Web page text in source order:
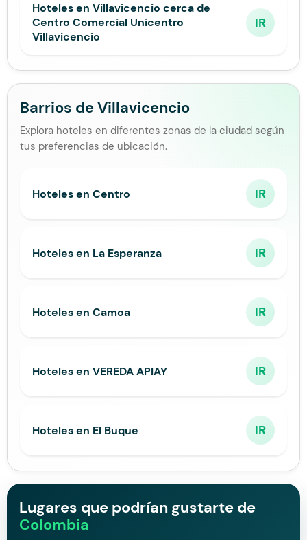
Hoteles en Villavicencio cerca de
Centro Comercial Unicentro
Villavicencio
IR
Barrios de Villavicencio
Explora hoteles en diferentes zonas de la ciudad según
tus preferencias de ubicación.
Hoteles en Centro IR
Hoteles en La Esperanza IR
Hoteles en Camoa IR
Hoteles en VEREDA APIAY IR
Hoteles en El Buque IR
Lugares que podrían gustarte de
Colombia